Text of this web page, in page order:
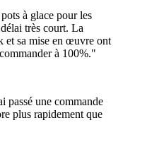
à glace pour les
très court. La
et sa mise en œuvre ont
à 100%."
passé une commande
plus rapidement que